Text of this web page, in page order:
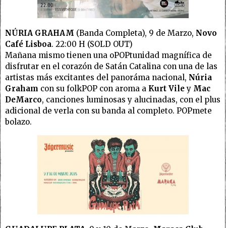
NÚRIA GRAHAM (Banda Completa), 9 de Marzo, Novo
Café Lisboa. 22:00 H (SOLD OUT)
Mañana mismo tienen una oPOPtunidad magnífica de
disfrutar en el corazón de Satán Catalina con una de las
artistas más excitantes del panoráma nacional, Núria
Graham con su folkPOP con aroma a Kurt Viley Mac
DeMarco, canciones luminosas y alucinadas, con el plus
adicional de verla con su banda al completo. POPmete
bolazo.